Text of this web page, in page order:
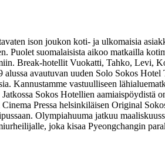
ison joukon koti- ja ulkomaisia
Puolet suomalaisista aikoo matkailla
Break-hotellit Vuokatti, Tahko, Levi,
avautuvan uuden Solo Sokos Hotel
Kannustamme vastuulliseen
Sokos Hotellien aamiaispöydistä
Pressa helsinkiläisen Original
Olympiahuuma jatkuu
joka kisaa Pyeongchangin